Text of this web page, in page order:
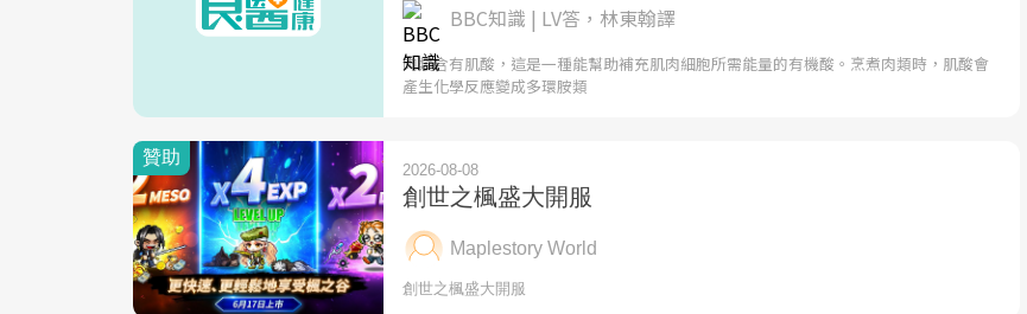
BBC知識 | LV答，林東翰譯
肉類含有肌酸，這是一種能幫助補充肌肉細胞所需能量的有機酸。烹煮肉類時，肌酸會
產生化學反應變成多環胺類